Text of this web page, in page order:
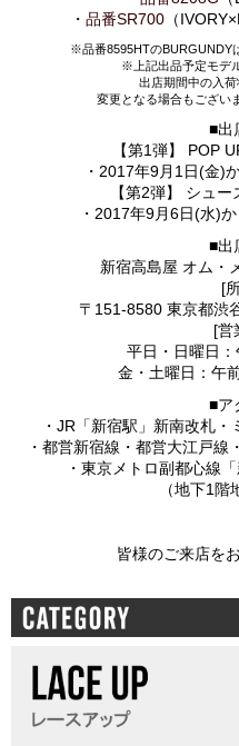
・ 品番SR700（
※品番8595HTのBURGUNDY
※上記出品予定モデ
出店期間中の入
変更となる場合もござい
■出
【第1弾】 POP
・2017年9月1日(金)
【第2弾】 シュ
・2017年9月6日(水)
■出
新宿高島屋 オム・
[
〒151-8580 東京都渋
[営
平日・日曜日
金・土曜日：午
■ア
・JR「新宿駅」新南改札
・都営新宿線・都営大江戸
・東京メトロ副都心線
（地下1階
皆様のご来店を